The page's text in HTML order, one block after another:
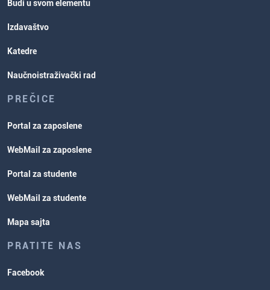
Budi u svom elementu
Izdavaštvo
Katedre
Naučnoistraživački rad
PREČICE
Portal za zaposlene
WebMail za zaposlene
Portal za studente
WebMail za studente
Mapa sajta
PRATITE NAS
Facebook